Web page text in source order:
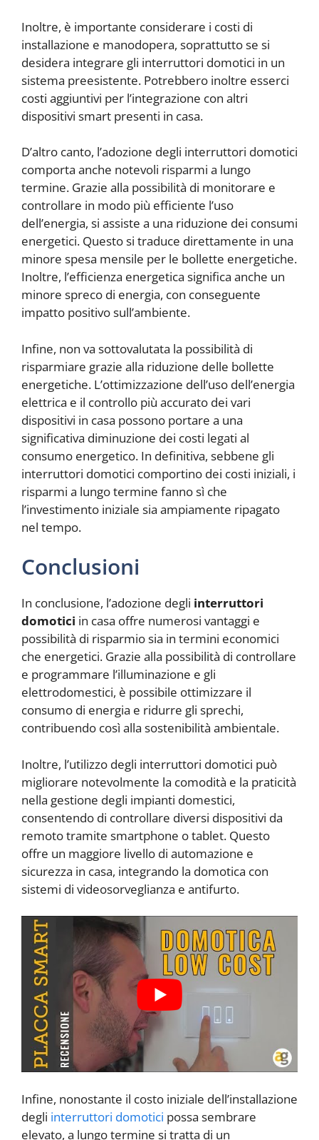
Inoltre, è importante considerare i costi di
installazione e manodopera, soprattutto se si
desidera integrare gli interruttori domotici in un
sistema preesistente. Potrebbero inoltre esserci
costi aggiuntivi per l’integrazione con altri
dispositivi smart presenti in casa.
D’altro canto, l’adozione degli interruttori domotici
comporta anche notevoli risparmi a lungo
termine. Grazie alla possibilità di monitorare e
controllare in modo più efficiente l’uso
dell’energia, si assiste a una riduzione dei consumi
energetici. Questo si traduce direttamente in una
minore spesa mensile per le bollette energetiche.
Inoltre, l’efficienza energetica significa anche un
minore spreco di energia, con conseguente
impatto positivo sull’ambiente.
Infine, non va sottovalutata la possibilità di
risparmiare grazie alla riduzione delle bollette
energetiche. L’ottimizzazione dell’uso dell’energia
elettrica e il controllo più accurato dei vari
dispositivi in casa possono portare a una
significativa diminuzione dei costi legati al
consumo energetico. In definitiva, sebbene gli
interruttori domotici comportino dei costi iniziali, i
risparmi a lungo termine fanno sì che
l’investimento iniziale sia ampiamente ripagato
nel tempo.
Conclusioni
In conclusione, l’adozione degli interruttori
domotici in casa offre numerosi vantaggi e
possibilità di risparmio sia in termini economici
che energetici. Grazie alla possibilità di controllare
e programmare l’illuminazione e gli
elettrodomestici, è possibile ottimizzare il
consumo di energia e ridurre gli sprechi,
contribuendo così alla sostenibilità ambientale.
Inoltre, l’utilizzo degli interruttori domotici può
migliorare notevolmente la comodità e la praticità
nella gestione degli impianti domestici,
consentendo di controllare diversi dispositivi da
remoto tramite smartphone o tablet. Questo
offre un maggiore livello di automazione e
sicurezza in casa, integrando la domotica con
sistemi di videosorveglianza e antifurto.
Infine, nonostante il costo iniziale dell’installazione
degli interruttori domotici possa sembrare
elevato, a lungo termine si tratta di un